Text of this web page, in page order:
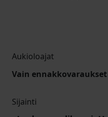
Aukioloajat
Vain ennakkovaraukset
Sijainti